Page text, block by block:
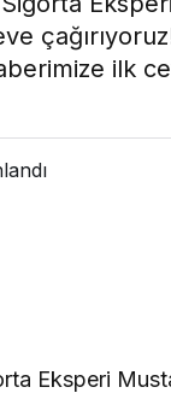
ilk
Eksperi